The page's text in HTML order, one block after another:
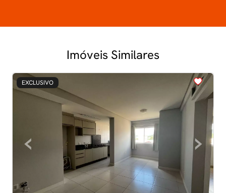
Imóveis Similares
EXCLUSIVO
<<<<
‹Previous ›Next